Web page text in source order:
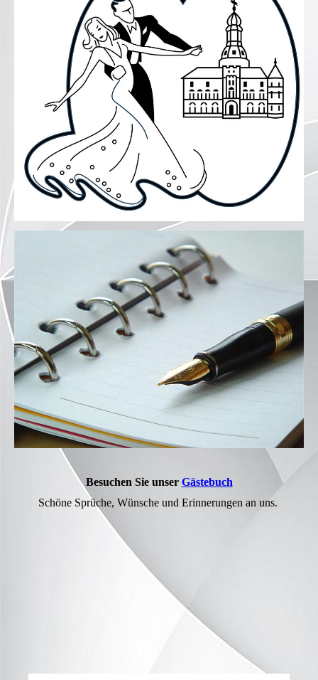
Besuchen Sie unser Gästebuch
Schöne Sprüche, Wünsche und Erinnerungen an uns.